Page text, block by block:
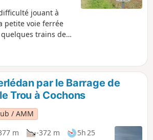
jouant à
petite voie ferrée
trains de
entre
tranquille par le
: la
sur la commune
et non sur Melrand
le logiciel.
par le Barrage de
Trou à Cochons
/ AMM
m -372 m
5h 25